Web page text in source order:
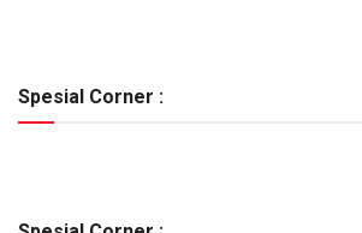
Spesial Corner :